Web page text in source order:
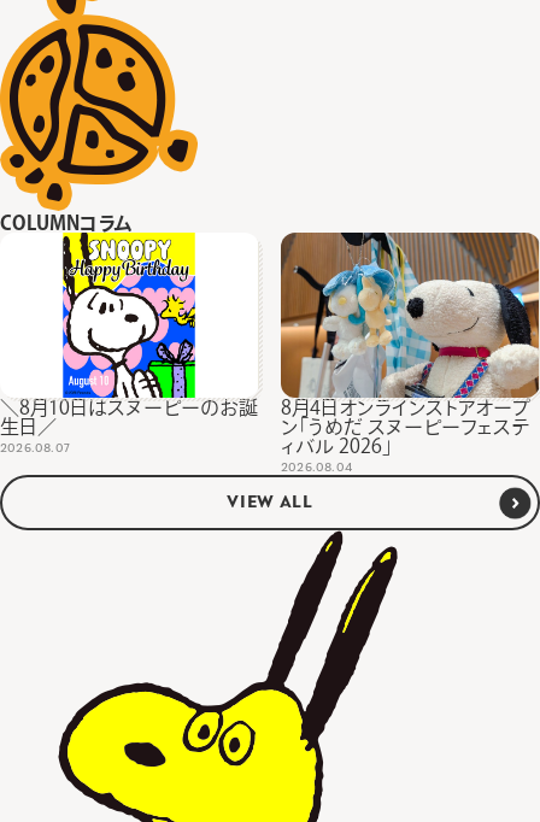
COLUMNコラム
＼8月10日はスヌーピーのお誕
生日／
2026.08.07
8月4日オンラインストアオープ
ン「うめだ スヌーピーフェステ
ィバル 2026」
2026.08.04
VIEW ALL